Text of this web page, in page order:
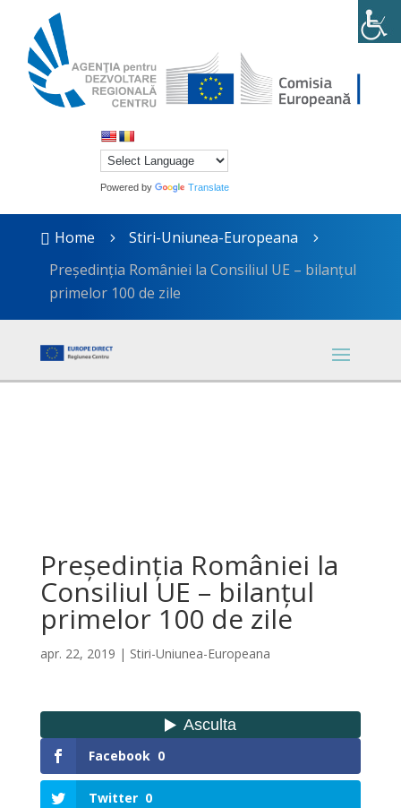
Powered by Translate
 Home 5 Stiri-Uniunea-Europeana 5
Președinția României la Consiliul UE – bilanțul
primelor 100 de zile
Președinția României la
Consiliul UE – bilanțul
primelor 100 de zile
apr. 22, 2019 | Stiri-Uniunea-Europeana
Facebook 0
Twitter 0